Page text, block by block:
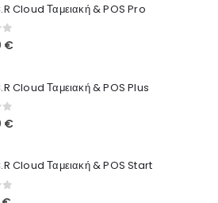
Cloud Ταμειακή & POS Pro
5
€
Cloud Ταμειακή & POS Plus
5
€
Cloud Ταμειακή & POS Start
5